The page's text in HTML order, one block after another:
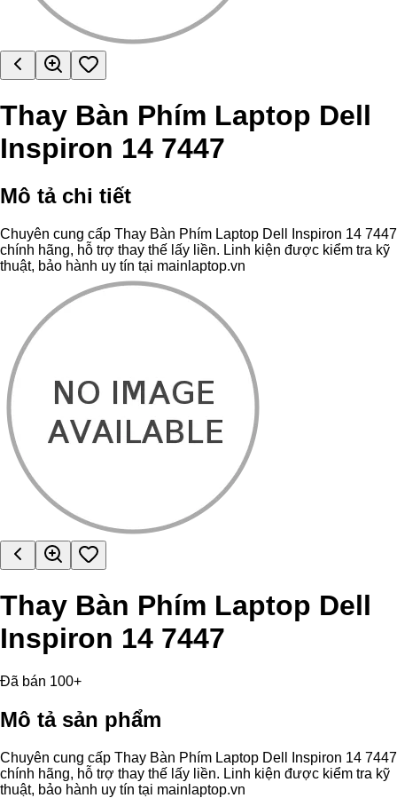
Thay Bàn Phím Laptop Dell
Inspiron 14 7447
Mô tả chi tiết
Chuyên cung cấp Thay Bàn Phím Laptop Dell Inspiron 14 7447
chính hãng, hỗ trợ thay thế lấy liền. Linh kiện được kiểm tra kỹ
thuật, bảo hành uy tín tại mainlaptop.vn
Thay Bàn Phím Laptop Dell
Inspiron 14 7447
Đã bán 100+
Mô tả sản phẩm
Chuyên cung cấp Thay Bàn Phím Laptop Dell Inspiron 14 7447
chính hãng, hỗ trợ thay thế lấy liền. Linh kiện được kiểm tra kỹ
thuật, bảo hành uy tín tại mainlaptop.vn